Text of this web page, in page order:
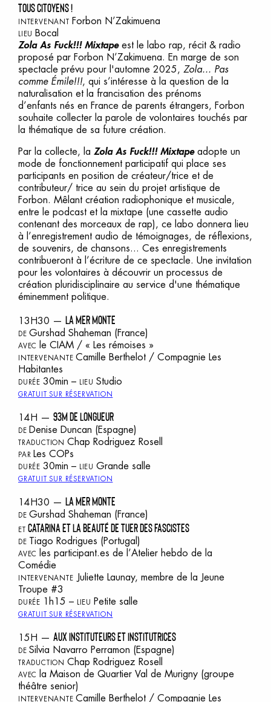
TOUS CITOYENS !
INTERVENANT Forbon N’Zakimuena
LIEU
Bocal
Zola As Fuck!!! Mixtapeest le labo rap, récit & radio
proposé par Forbon N’Zakimuena. En marge de son
spectacle prévu pour l'automne 2025, Zola... Pas
comme Émile!!!, qui s’intéresse à la question de la
naturalisation et la francisation des prénoms
d’enfants nés en France de parents étrangers, Forbon
souhaite collecter la parole de volontaires touchés par
la thématique de sa future création.
Par la collecte, la Zola As Fuck!!! Mixtapeadopte un
mode de fonctionnement participatif qui place ses
participants en position de créateur/trice et de
contributeur/ trice au sein du projet artistique de
Forbon. Mêlant création radiophonique et musicale,
entre le podcast et la mixtape (une cassette audio
contenant des morceaux de rap), ce labo donnera lieu
à l’enregistrement audio de témoignages, de réflexions,
de souvenirs, de chansons... Ces enregistrements
contribueront à l’écriture de ce spectacle. Une invitation
pour les volontaires à découvrir un processus de
création pluridisciplinaire au service d'une thématique
éminemment politique.
13H30 — LA MER MONTE
DEGurshad Shaheman (France)
AVEC le CIAM / « Les rémoises »
INTERVENANTECamille Berthelot / Compagnie Les
Habitantes
DURÉE 30min – LIEU Studio
GRATUIT SUR RÉSERVATION
14H — 93M DE LONGUEUR
DE Denise Duncan (Espagne)
TRADUCTION Chap Rodriguez Rosell
PAR Les COPs
DURÉE 30min – LIEU Grande salle
GRATUIT SUR RÉSERVATION
14H30 — LA MER MONTE
DEGurshad Shaheman (France)
ETCATARINA ET LA BEAUTÉ DE TUER DES FASCISTES
DE Tiago Rodrigues (Portugal)
AVEC
les participant.es de l’Atelier hebdo de la
Comédie
INTERVENANTE
Juliette Launay, membre de la Jeune
Troupe #3
DURÉE 1h15 – LIEU Petite salle
GRATUIT SUR RÉSERVATION
15H — AUX INSTITUTEURS ET INSTITUTRICES
DESilvia Navarro Perramon (Espagne)
TRADUCTION Chap Rodriguez Rosell
AVEC
la Maison de Quartier Val de Murigny (groupe
théâtre senior)
INTERVENANTECamille Berthelot / Compagnie Les